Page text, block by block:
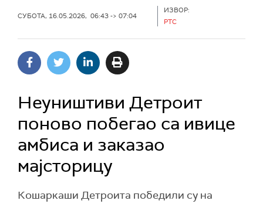
СУБОТА, 16.05.2026, 06:43 -> 07:04
ИЗВОР:
РТС
Неуништиви Детроит
поново побегао са ивице
амбиса и заказао
мајсторицу
Кошаркаши Детроита победили су на